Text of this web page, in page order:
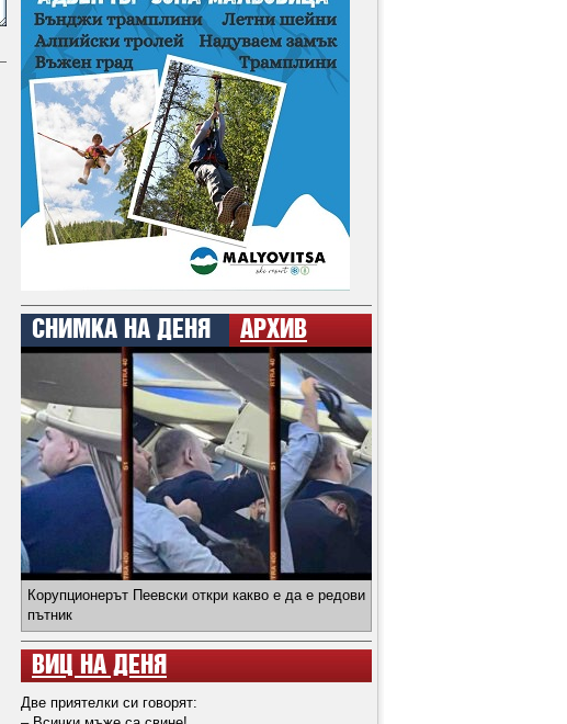
СНИМКА НА ДЕНЯ АРХИВ
Корупционерът Пеевски откри какво е да е редови
пътник
ВИЦ НА ДЕНЯ
Две приятелки си говорят: